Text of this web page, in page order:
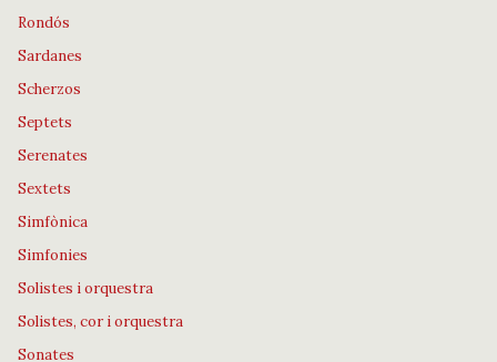
Rondós
Sardanes
Scherzos
Septets
Serenates
Sextets
Simfònica
Simfonies
Solistes i orquestra
Solistes, cor i orquestra
Sonates